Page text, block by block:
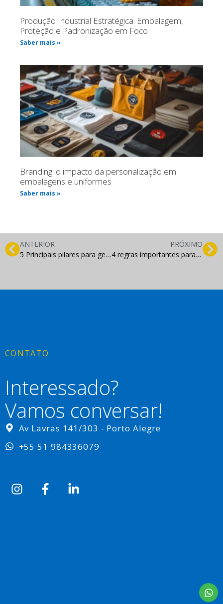
Produção Industrial Estratégica: Embalagem,
Proteção e Padronização em Foco
Saber mais »
Branding: o impacto da personalização em
embalagens e uniformes
Saber mais »
ANTERIOR
5 Principais pilares para gestão de e-commercers
PRÓXIMO
4 regras importantes para execução de uma estratégia
CONTATO
Interessado?
Vamos conversar!
Av Lavras 141/303 - Porto Alegre
+55 51 984336079